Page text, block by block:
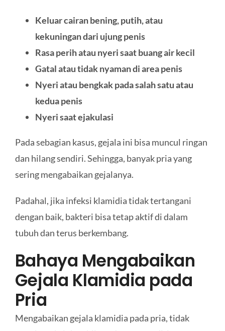
Keluar cairan bening, putih, atau
kekuningan dari ujung penis
Rasa perih atau nyeri saat buang air kecil
Gatal atau tidak nyaman di area penis
Nyeri atau bengkak pada salah satu atau
kedua penis
Nyeri saat ejakulasi
Pada sebagian kasus, gejala ini bisa muncul ringan
dan hilang sendiri. Sehingga, banyak pria yang
sering mengabaikan gejalanya.
Padahal, jika infeksi klamidia tidak tertangani
dengan baik, bakteri bisa tetap aktif di dalam
tubuh dan terus berkembang.
Bahaya Mengabaikan
Gejala Klamidia pada
Pria
Mengabaikan gejala klamidia pada pria, tidak